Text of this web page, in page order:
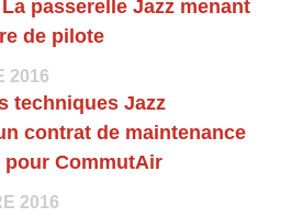
passerelle Jazz menant
de pilote
2016
techniques Jazz
contrat de maintenance
CommutAir
2016